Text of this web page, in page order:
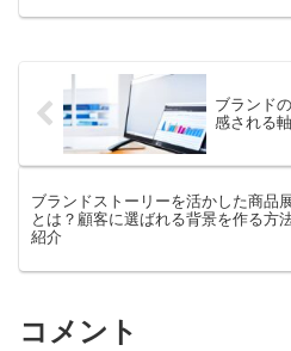
ブランド
感される
ブランドストーリーを活かした商品
とは？顧客に選ばれる背景を作る方
紹介
コメント